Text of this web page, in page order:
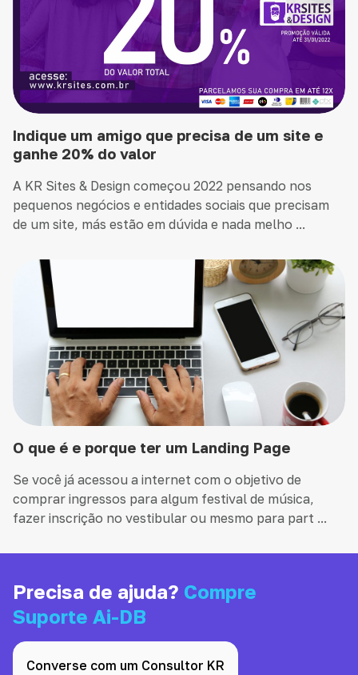
Indique um amigo que precisa de um site e
ganhe 20% do valor
A KR Sites & Design começou 2022 pensando nos
pequenos negócios e entidades sociais que precisam
de um site, más estão em dúvida e nada melho ...
O que é e porque ter um Landing Page
Se você já acessou a internet com o objetivo de
comprar ingressos para algum festival de música,
fazer inscrição no vestibular ou mesmo para part ...
Precisa de ajuda? Compre
Suporte Ai-DB
Converse com um Consultor KR